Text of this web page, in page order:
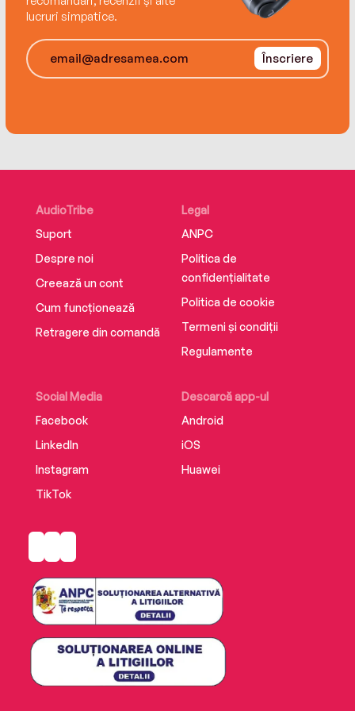
lucruri simpatice.
Înscriere
AudioTribe
Suport
Despre noi
Creează un cont
Cum funcționează
Retragere din comandă
Social Media
Facebook
LinkedIn
Instagram
TikTok
Descarcă app-ul
Android
iOS
Huawei
Legal
ANPC
Politica de
confidențialitate
Politica de cookie
Termeni și condiții
Regulamente